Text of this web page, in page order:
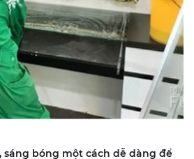
sáng bóng một cách dễ dàng để